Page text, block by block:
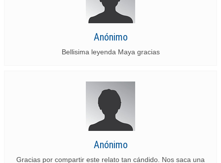
Anónimo
Bellisima leyenda Maya gracias
Anónimo
Gracias por compartir este relato tan cándido. Nos saca una